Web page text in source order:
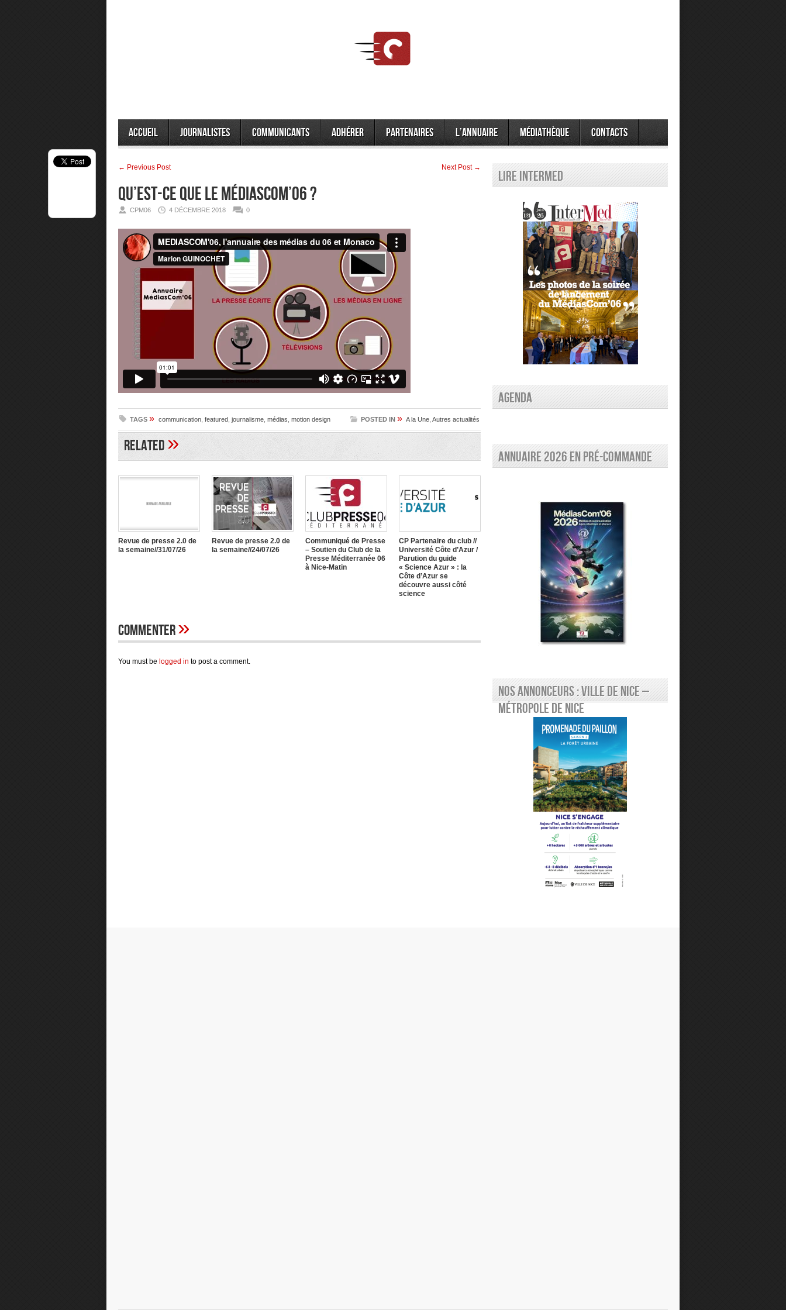
Accueil Journalistes Communicants Adhérer Partenaires L’annuaire Médiathèque Contacts
← Previous Post Next Post →
Qu’est-ce que le MédiasCom’06 ?
CPM06 4 DÉCEMBRE 2018 0
TAGS » communication featured journalisme médias motion design POSTED IN » A la Une Autres actualités
Related»
Revue de presse 2.0 de
la semaine//31/07/26
Revue de presse 2.0 de
la semaine//24/07/26
Communiqué de Presse
– Soutien du Club de la
Presse Méditerranée 06
à Nice-Matin
CP Partenaire du club //
Université Côte d’Azur /
Parution du guide
« Science Azur » : la
Côte d’Azur se
découvre aussi côté
science
Commenter»
You must be logged in to post a comment.
Lire Intermed
AGENDA
Annuaire 2026 en pré-commande
Nos annonceurs : Ville de Nice –
Métropole de Nice